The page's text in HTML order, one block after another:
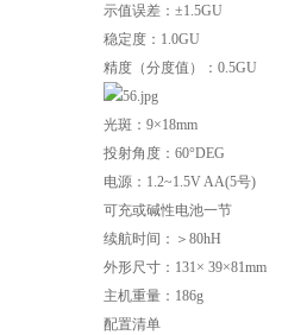
示值误差：±1.5GU
稳定度：1.0GU
精度（分度值）：0.5GU
光斑：9×18mm
投射角度：60°DEG
电源：1.2~1.5V AA(5号)
可充或碱性电池一节
续航时间：＞80hH
外形尺寸：131× 39×81mm
主机重量：186g
配置清单